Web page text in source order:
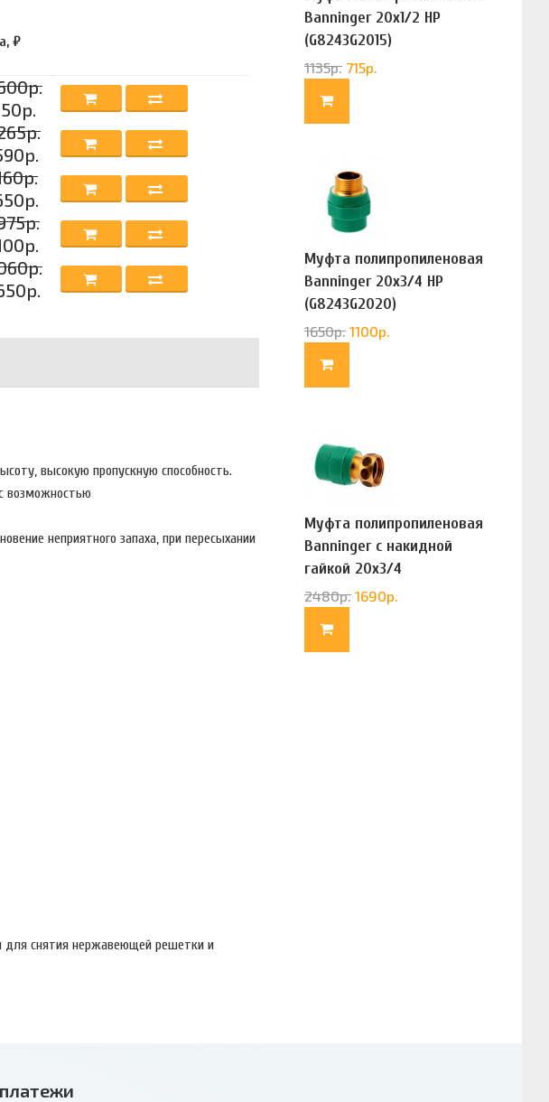
₽
высокую пропускную способность.
возможностью
неприятного запаха, при пересыхании
для снятия нержавеющей решетки и
Banninger 20х1/2 НР
(G8243G2015)
1135р. 715р.
Муфта полипропиленовая
Banninger 20х3/4 НР
(G8243G2020)
1650р. 1100р.
Муфта полипропиленовая
Banninger с накидной
гайкой 20х3/4
(G83322020)
2480р. 1690р.